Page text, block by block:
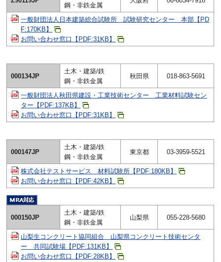
鋼・非鉄金属
一般財団法人日本建築総合試験所 試験研究センター 本部【PD
F:170KB】
お問い合わせ窓口【PDF:31KB】
000134JP
土木・建築/鉄
鋼・非鉄金属
秋田県 018-863-5691
一般財団法人秋田県建設・工業技術センター 工業材料試験セン
ター【PDF:137KB】
お問い合わせ窓口【PDF:31KB】
000147JP
土木・建築/鉄
鋼・非鉄金属
東京都 03-3959-5521
株式会社テストサービス 材料試験所【PDF:180KB】
お問い合わせ窓口【PDF:42KB】
000150JP
土木・建築/鉄
鋼・非鉄金属
山梨県 055-228-5680
山梨生コンクリート協同組合 山梨県コンクリート技術センタ
ー 共同試験場【PDF:131KB】
お問い合わせ窓口【PDF:28KB】